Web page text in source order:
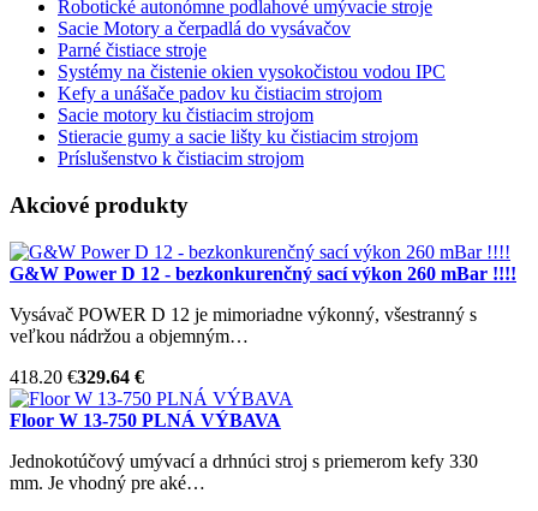
Robotické autonómne podlahové umývacie stroje
Sacie Motory a čerpadlá do vysávačov
Parné čistiace stroje
Systémy na čistenie okien vysokočistou vodou IPC
Kefy a unášače padov ku čistiacim strojom
Sacie motory ku čistiacim strojom
Stieracie gumy a sacie lišty ku čistiacim strojom
Príslušenstvo k čistiacim strojom
Akciové produkty
G&W Power D 12 - bezkonkurenčný sací výkon 260 mBar !!!!
Vysávač POWER D 12 je mimoriadne výkonný, všestranný s
veľkou nádržou a objemným…
418.20 €329.64 €
Floor W 13-750 PLNÁ VÝBAVA
Jednokotúčový umývací a drhnúci stroj s priemerom kefy 330
mm. Je vhodný pre aké…